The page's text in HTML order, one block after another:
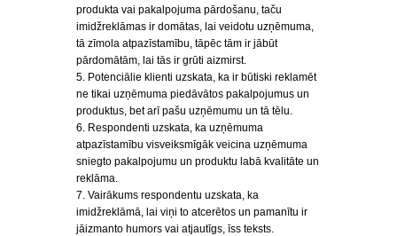
produkta vai pakalpojuma pārdošanu, taču
imidžreklāmas ir domātas, lai veidotu uzņēmuma,
tā zīmola atpazīstamību, tāpēc tām ir jābūt
pārdomātām, lai tās ir grūti aizmirst.
5. Potenciālie klienti uzskata, ka ir būtiski reklamēt
ne tikai uzņēmuma piedāvātos pakalpojumus un
produktus, bet arī pašu uzņēmumu un tā tēlu.
6. Respondenti uzskata, ka uzņēmuma
atpazīstamību visveiksmīgāk veicina uzņēmuma
sniegto pakalpojumu un produktu labā kvalitāte un
reklāma.
7. Vairākums respondentu uzskata, ka
imidžreklāmā, lai viņi to atcerētos un pamanītu ir
jāizmanto humors vai atjautīgs, īss teksts.